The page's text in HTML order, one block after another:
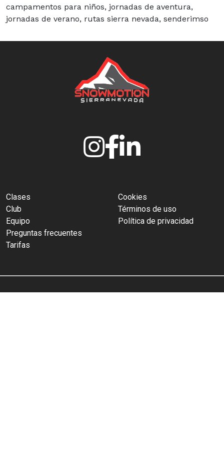
campamentos para niños, jornadas de aventura,
jornadas de verano, rutas sierra nevada, senderimso
Clases
Club
Equipo
Preguntas frecuentes
Tarifas
Cookies
Términos de uso
Política de privacidad